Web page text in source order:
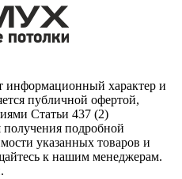
характер и
публичной офертой,
Статьи 437 (2)
подробной
указанных товаров и
к нашим менеджерам.